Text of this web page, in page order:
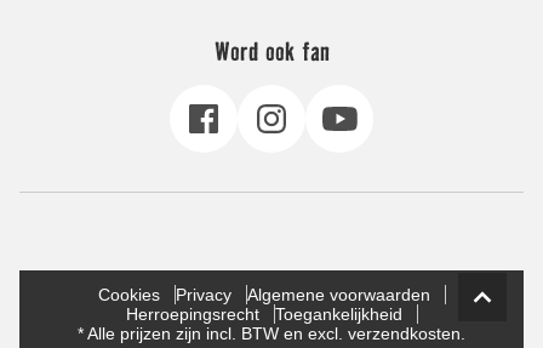
Word ook fan
Cookies Privacy
Algemene voorwaarden
Herroepingsrecht
Toegankelijkheid
* Alle prijzen zijn incl. BTW en excl. verzendkosten.